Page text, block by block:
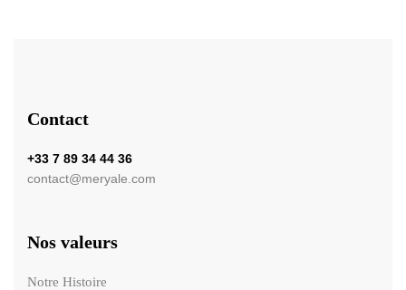
Contact
+33 7 89 34 44 36
contact@meryale.com
Nos valeurs
Notre Histoire